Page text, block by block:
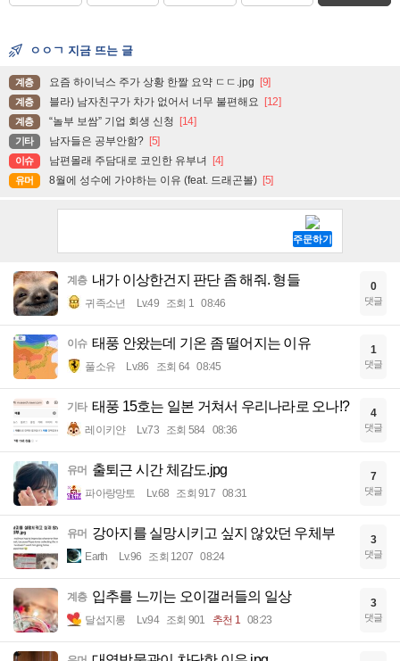
ㅇㅇㄱ 지금 뜨는 글
계층 요즘 하이닉스 주가 상황 한짤 요약 ㄷㄷ.jpg [9]
계층 블라) 남자친구가 차가 없어서 너무 불편해요 [12]
계층 “놀부 보쌈” 기업 회생 신청 [14]
기타 남자들은 공부안함? [5]
이슈 남편몰래 주담대로 코인한 유부녀 [4]
유머 8월에 성수에 가야하는 이유 (feat. 드래곤볼) [5]
계층 내가 이상한건지 판단 좀 해줘. 형들
귀족소년 Lv.49 조회 1 08:46
0
댓글
이슈 태풍 안왔는데 기온 좀 떨어지는 이유
풀소유 Lv.86 조회 64 08:45
1
댓글
기타 태풍 15호는 일본 거쳐서 우리나라로 오나!?
레이키얀 Lv.73 조회 584 08:36
4
댓글
유머 출퇴근 시간 체감도.jpg
파아랑망토 Lv.68 조회 917 08:31
7
댓글
유머 강아지를 실망시키고 싶지 않았던 우체부
Earth Lv.96 조회 1207 08:24
3
댓글
계층 입추를 느끼는 오이갤러들의 일상
달섭지롱 Lv.94 조회 901 추천 1 08:23
3
댓글